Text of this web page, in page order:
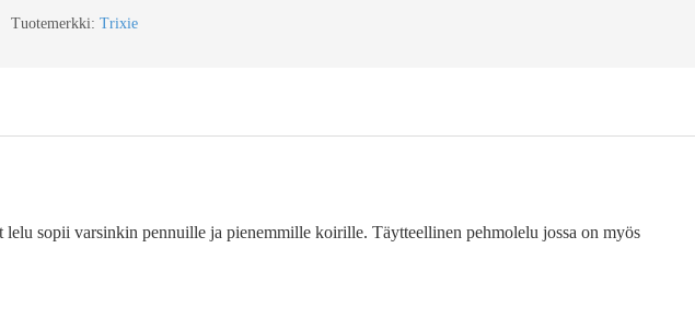
Tuotemerkki: Trixie
sopii varsinkin pennuille ja pienemmille koirille. Täytteellinen pehmolelu jossa on myös